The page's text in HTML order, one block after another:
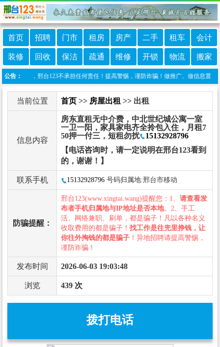
首页 招聘 门市 租房 房产 二手 租车 会计
装修 回收 保洁 疏通 维修 开锁 物流 搬家
公告：
行发布，邢台123不承担任何责任！提高警惕，谨防诈骗！做推广、做信息置顶！
当前位置 首页 >> 房屋出租 >> 出租
信息内容
房东直租无中介费，中北世纪城公寓一室
一卫一阳，家具家电齐全拎包入住，月租7
50押一付三，短租勿扰
15132928796
【电话咨询时，请一定说明在邢台123看到
的，谢谢！】
联系手机 15132928796 号码归属地:邢台市移动
防骗提醒：
邢台123(www.xingtai.wang)提醒您：1、 请查看发
布者手机归属地与IP地址是否本地。2、手工
活、网络兼职、刷单，都是骗子！凡以各种名义
收取费用的都是骗子！ 找工作是往兜里挣钱，让
你往外掏钱的都是骗子 ！异地招聘请提高警惕，
谨防诈骗！
发布时间 2026-06-03 19:03:48
浏览 439 次
拨打电话